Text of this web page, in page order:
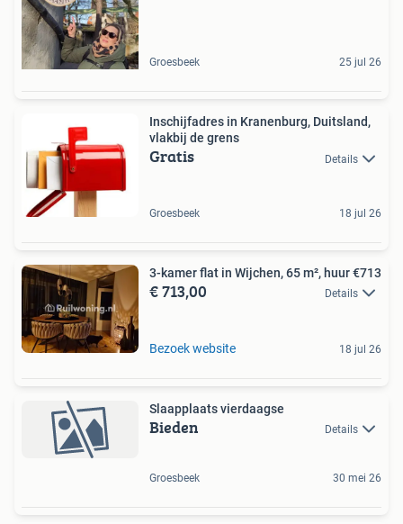
Groesbeek 25 jul 26
Inschijfadres in Kranenburg, Duitsland,
vlakbij de grens
Gratis Details
Groesbeek 18 jul 26
3-kamer flat in Wijchen, 65 m², huur €713
€ 713,00 Details
Bezoek website 18 jul 26
Slaapplaats vierdaagse
Bieden Details
Groesbeek 30 mei 26